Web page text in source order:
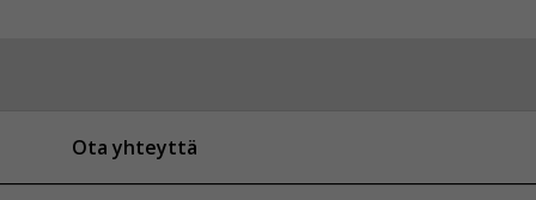
Ota yhteyttä